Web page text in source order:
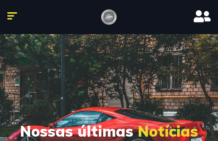
Nossas últimasNotícias